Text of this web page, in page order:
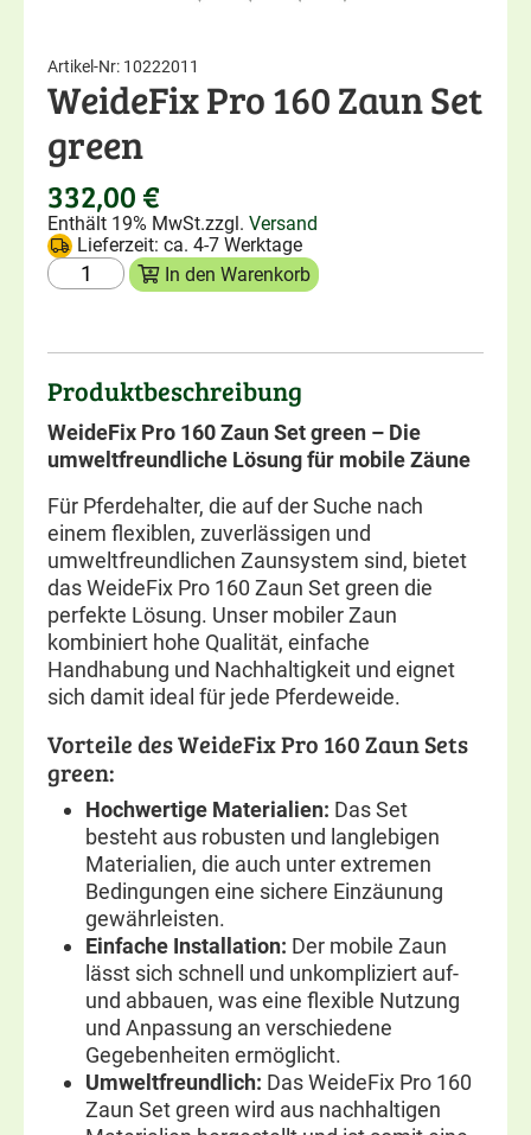
Artikel-Nr: 10222011
WeideFix Pro 160 Zaun Set
green
332,00 €
Enthält 19% MwSt.zzgl. Versand
Lieferzeit: ca. 4-7 Werktage
In den Warenkorb
Produktbeschreibung
WeideFix Pro 160 Zaun Set green – Die
umweltfreundliche Lösung für mobile Zäune
Für Pferdehalter, die auf der Suche nach
einem flexiblen, zuverlässigen und
umweltfreundlichen Zaunsystem sind, bietet
das WeideFix Pro 160 Zaun Set green die
perfekte Lösung. Unser mobiler Zaun
kombiniert hohe Qualität, einfache
Handhabung und Nachhaltigkeit und eignet
sich damit ideal für jede Pferdeweide.
Vorteile des WeideFix Pro 160 Zaun Sets
green:
Hochwertige Materialien: Das Set
besteht aus robusten und langlebigen
Materialien, die auch unter extremen
Bedingungen eine sichere Einzäunung
gewährleisten.
Einfache Installation: Der mobile Zaun
lässt sich schnell und unkompliziert auf-
und abbauen, was eine flexible Nutzung
und Anpassung an verschiedene
Gegebenheiten ermöglicht.
Umweltfreundlich: Das WeideFix Pro 160
Zaun Set green wird aus nachhaltigen